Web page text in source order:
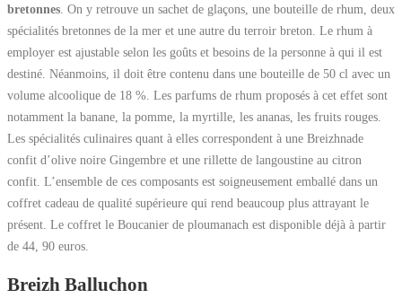
bretonnes . On y retrouve un sachet de glaçons, une bouteille de rhum, deux
spécialités bretonnes de la mer et une autre du terroir breton. Le rhum à
employer est ajustable selon les goûts et besoins de la personne à qui il est
destiné. Néanmoins, il doit être contenu dans une bouteille de 50 cl avec un
volume alcoolique de 18 %. Les parfums de rhum proposés à cet effet sont
notamment la banane, la pomme, la myrtille, les ananas, les fruits rouges.
Les spécialités culinaires quant à elles correspondent à une Breizhnade
confit d’olive noire Gingembre et une rillette de langoustine au citron
confit. L’ensemble de ces composants est soigneusement emballé dans un
coffret cadeau de qualité supérieure qui rend beaucoup plus attrayant le
présent. Le coffret le Boucanier de ploumanach est disponible déjà à partir
de 44, 90 euros.
Breizh Balluchon